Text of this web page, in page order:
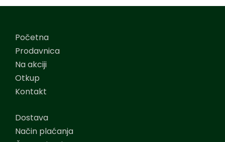
Početna
Prodavnica
Na akciji
Otkup
Kontakt
Dostava
Način plaćanja